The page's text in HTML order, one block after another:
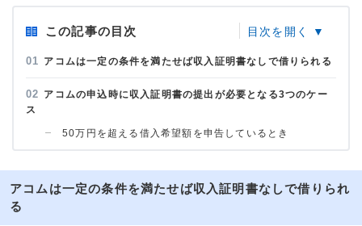
この記事の目次
アコムは一定の条件を満たせば収入証明書なしで借りられる
アコムの申込時に収入証明書の提出が必要となる3つのケー
ス
50万円を超える借入希望額を申告しているとき
アコムは一定の条件を満たせば収入証明書なしで借りられ
る